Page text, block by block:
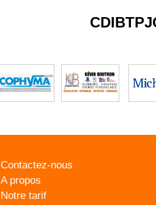
Contactez-nous
A propos
Notre tarif